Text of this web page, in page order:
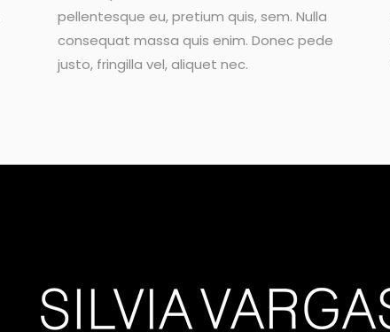
pellentesque eu, pretium quis, sem. Nulla
consequat massa quis enim. Donec pede
justo, fringilla vel, aliquet nec.